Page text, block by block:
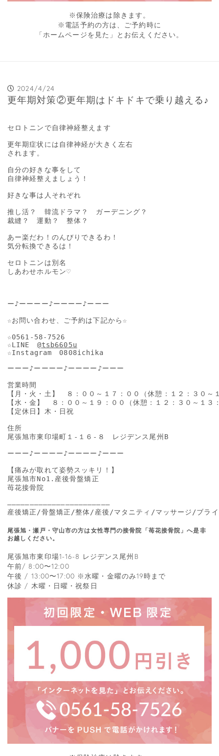
※保険治療は除きます。
※電話予約の方は、ご予約時に
「ホームページを見た」とお伝えください。
2024/4/24
更年期対策②更年期はドキドキで乗り越える♪
セロトニンで自律神経整えます
更年期症状には自律神経が大きく左右
されます。
自分の好きな事をして
自律神経整えましょう！
好きな事は人それぞれ
推し活？　韓流ドラマ？　ガーデニング？
裁縫？　運動？　整体？
あー楽だわ！のんびりできるわ！
気分転換できるは！
セロトニンは別名
しあわせホルモン♡
ー♪ーーーー♪ーーーー♪ーーー
☆お問い合わせ、ご予約は下記から☆
☆0561-58-7526
☆LINE @tsb6605u
☆Instagram　0808ichika
ーーー♪ーーーー♪ーーーー♪ーーー
営業時間
【月・火・土】　８：００～１７：００（休憩：１２：３０～
【水・金】　８：００～１９：００（休憩：１２：３０～１３
【定休日】木・日祝
住所
尾張旭市東印場町１-１６-８　レジデンス尾州B
ーーー♪ーーーー♪ーーーー♪ーーー
【痛みが取れて姿勢スッキリ！】
尾張旭市No1.産後骨盤矯正
苺花接骨院
―――――――――――――――――――――――
産後矯正/骨盤矯正/整体/産後/マタニティ/マッサージ/ブラ
尾張旭・瀬戸・守山市の方は女性専門の接骨院「苺花接骨院」へ是非
お越しください。
尾張旭市東印場1-16-8 レジデンス尾州B
午前/ 8:00〜12:00
午後 / 13:00〜17:00 ※水曜・金曜のみ19時まで
休診 / 木曜・日曜・祝祭日